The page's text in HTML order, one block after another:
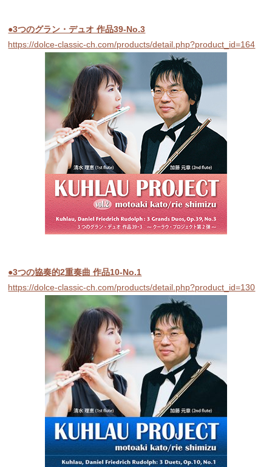
●3つのグラン・デュオ 作品39-No.3
https://dolce-classic-ch.com/products/detail.php?product_id=164
●3つの協奏的2重奏曲 作品10-No.1
https://dolce-classic-ch.com/products/detail.php?product_id=130